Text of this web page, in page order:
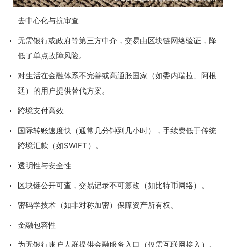
去中心化与抗审查
无需银行或政府等第三方中介，交易由区块链网络验证，降
低了单点故障风险。
对生活在金融体系不完善或高通胀国家（如委内瑞拉、阿根
廷）的用户提供替代方案。
跨境支付高效
国际转账速度快（通常几分钟到几小时），手续费低于传统
跨境汇款（如SWIFT）。
透明性与安全性
区块链公开可查，交易记录不可篡改（如比特币网络）。
密码学技术（如非对称加密）保障资产所有权。
金融包容性
为无银行账户人群提供金融服务入口（仅需互联网接入）。